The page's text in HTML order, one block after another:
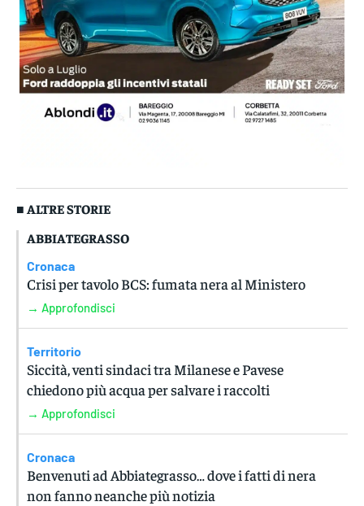
■ ALTRE STORIE
ABBIATEGRASSO
Cronaca
Crisi per tavolo BCS: fumata nera al Ministero
→ Approfondisci
Territorio
Siccità, venti sindaci tra Milanese e Pavese
chiedono più acqua per salvare i raccolti
→ Approfondisci
Cronaca
Benvenuti ad Abbiategrasso… dove i fatti di nera
non fanno neanche più notizia